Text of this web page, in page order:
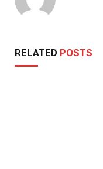
RELATED POSTS